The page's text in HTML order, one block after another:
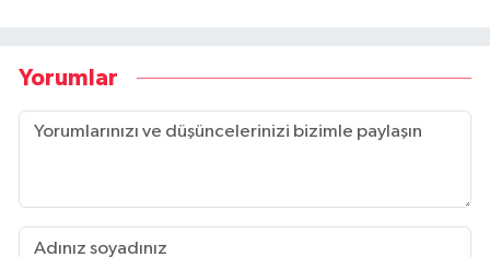
Yorumlar